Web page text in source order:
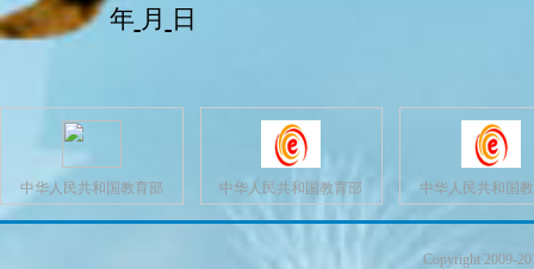
年 月 日
中华人民共和国教育部 中华人民共和国教育部 中华人民共和国
Copyright 2009-